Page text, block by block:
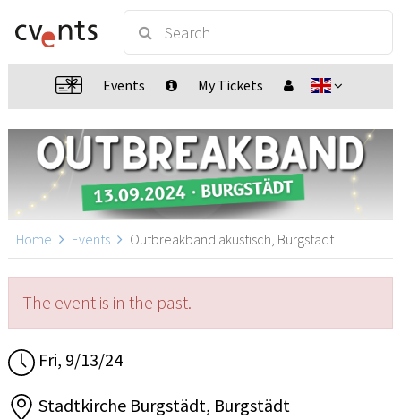
Events My Tickets
Home Events Outbreakband akustisch, Burgstädt
The event is in the past.
Fri, 9/13/24
Stadtkirche Burgstädt, Burgstädt